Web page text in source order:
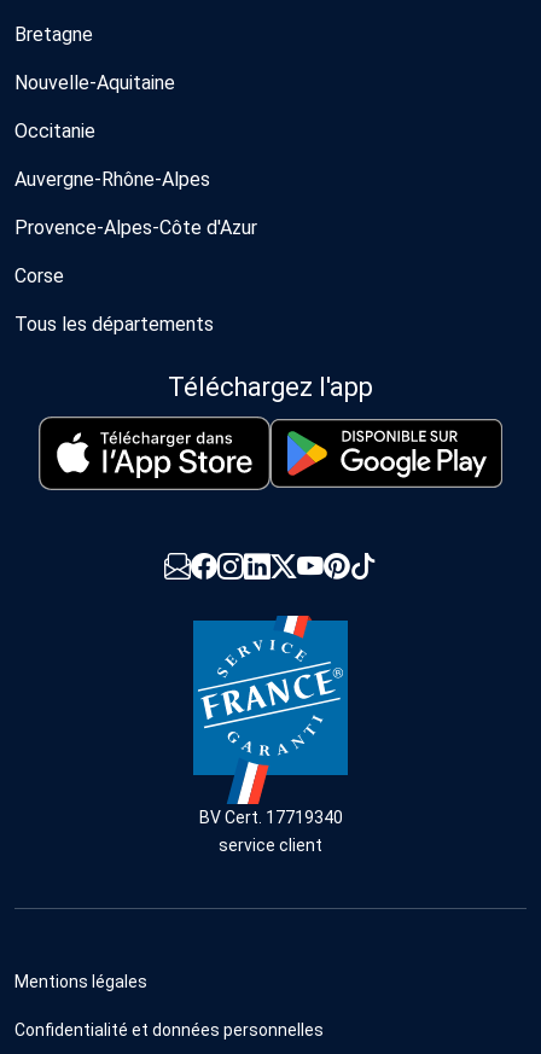
Bretagne
Nouvelle-Aquitaine
Occitanie
Auvergne-Rhône-Alpes
Provence-Alpes-Côte d'Azur
Corse
Tous les départements
Téléchargez l'app
BV Cert. 17719340
service client
Mentions légales
Confidentialité et données personnelles